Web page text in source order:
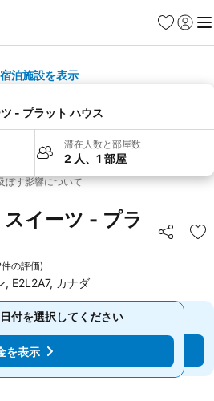
お気に入り
ログイ
メ
泊施設を表示
- プラット ハウス
滞在人数と部屋数
2 人、1 部屋
ぼす影響について
イーツ - プラ
シェア お
の評価)
E2L2A7, カナダ
付を選択してください
金を表示
付を選択してください
を表示